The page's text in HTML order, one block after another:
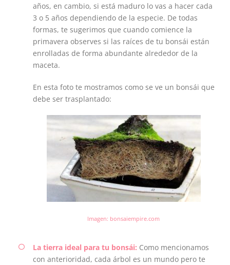
años, en cambio, si está maduro lo vas a hacer cada
3 o 5 años dependiendo de la especie. De todas
formas, te sugerimos que cuando comience la
primavera observes si las raíces de tu bonsái están
enrolladas de forma abundante alrededor de la
maceta.
En esta foto te mostramos como se ve un bonsái que
debe ser trasplantado:
Imagen: bonsaiempire.com
La tierra ideal para tu bonsái: Como mencionamos
con anterioridad, cada árbol es un mundo pero te